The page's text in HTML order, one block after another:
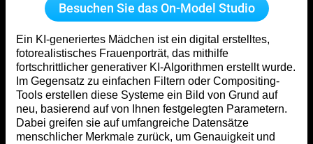
Besuchen Sie das On-Model Studio
Ein KI-generiertes Mädchen ist ein digital erstelltes,
fotorealistisches Frauenporträt, das mithilfe
fortschrittlicher generativer KI-Algorithmen erstellt wurde.
Im Gegensatz zu einfachen Filtern oder Compositing-
Tools erstellen diese Systeme ein Bild von Grund auf
neu, basierend auf von Ihnen festgelegten Parametern.
Dabei greifen sie auf umfangreiche Datensätze
menschlicher Merkmale zurück, um Genauigkeit und